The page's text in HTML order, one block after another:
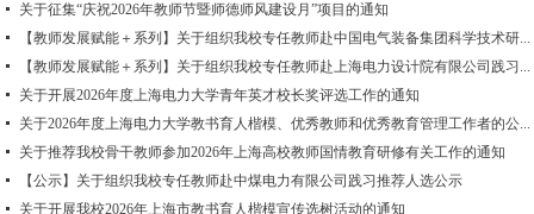
关于征集“庆祝2026年教师节暨师德师风建设月”项目的通知
【教师发展赋能＋系列】关于组织我校专任教师赴中国电气装备集团科学技术研...
【教师发展赋能＋系列】关于组织我校专任教师赴上海电力设计院有限公司践习...
关于开展2026年度上海电力大学青年英才校长奖评选工作的通知
关于2026年度上海电力大学教书育人楷模、优秀教师和优秀教育管理工作者的公...
关于推荐我校骨干教师参加2026年上海高校教师国情教育研修有关工作的通知
【公示】关于组织我校专任教师赴中煤电力有限公司践习推荐人选公示
关于开展我校2026年上海市教书育人楷模宣传选树活动的通知